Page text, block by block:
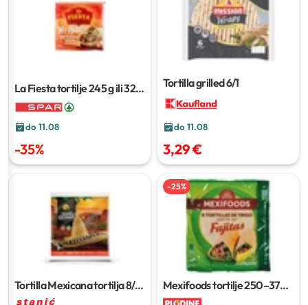
La Fiesta tortilje245 g ili 320
g
do 11.08
-35%
Tortilla grilled6/1
do 11.08
3,29 €
Tortilla Mexicana tortilja8/1,
320 g
-25%
Mexifoods tortilje250–370
g